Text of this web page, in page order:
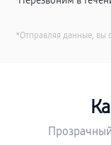
*Отправляя данные, вы